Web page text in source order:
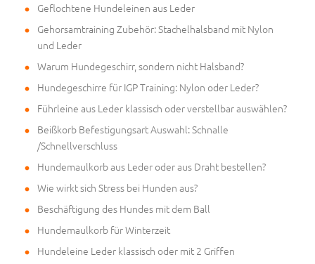
Geflochtene Hundeleinen aus Leder
Gehorsamtraining Zubehör: Stachelhalsband mit Nylon
und Leder
Warum Hundegeschirr, sondern nicht Halsband?
Hundegeschirre für IGP Training: Nylon oder Leder?
Führleine aus Leder klassisch oder verstellbar auswählen?
Beißkorb Befestigungsart Auswahl: Schnalle
/Schnellverschluss
Hundemaulkorb aus Leder oder aus Draht bestellen?
Wie wirkt sich Stress bei Hunden aus?
Beschäftigung des Hundes mit dem Ball
Hundemaulkorb für Winterzeit
Hundeleine Leder klassisch oder mit 2 Griffen